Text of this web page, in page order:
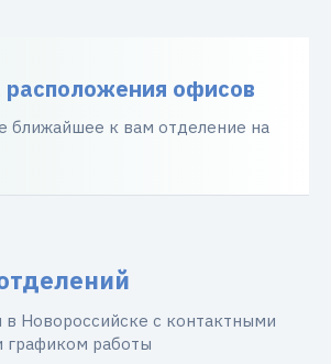
расположения офисов
ближайшее к вам отделение на
Новороссийске с контактными
графиком работы